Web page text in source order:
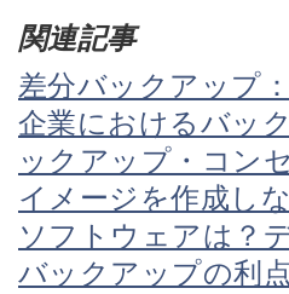
関連記事
差分バックアップ
企業におけるバッ
ックアップ・コン
イメージを作成し
ソフトウェアは？
バックアップの利点